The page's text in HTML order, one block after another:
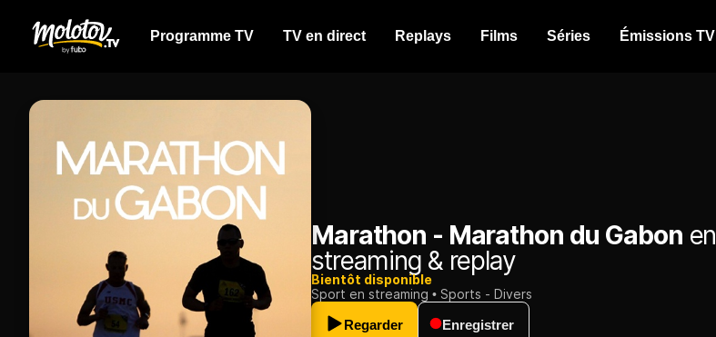
Programme TV TV en direct Replays Films Séries Émissions TV
Marathon - Marathon du Gabon en
streaming & replay
Bientôt disponible
Sport en streaming
Sports - Divers
Regarder
Enregistrer